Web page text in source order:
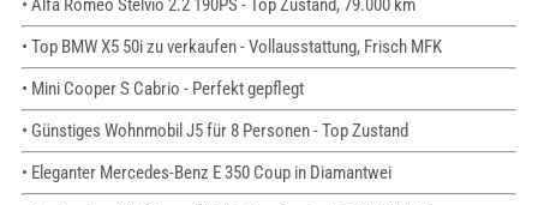
• Alfa Romeo Stelvio 2.2 190PS - Top Zustand, 79.000 km
• Top BMW X5 50i zu verkaufen - Vollausstattung, Frisch MFK
• Mini Cooper S Cabrio - Perfekt gepflegt
• Günstiges Wohnmobil J5 für 8 Personen - Top Zustand
• Eleganter Mercedes-Benz E 350 Coup in Diamantwei